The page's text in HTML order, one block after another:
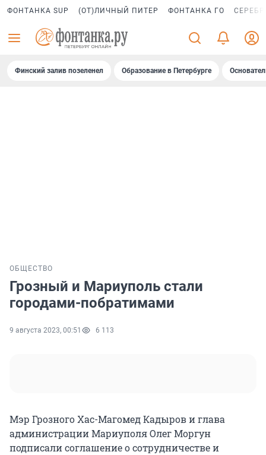
ФОНТАНКА SUP (ОТ)ЛИЧНЫЙ ПИТЕР ФОНТАНКА ГО
Финский залив позеленел Образование в Петербурге
ОБЩЕСТВО
Грозный и Мариуполь стали
городами-побратимами
9 августа 2023, 00:51 6 113
Мэр Грозного Хас-Магомед Кадыров и глава
администрации Мариуполя Олег Моргун
подписали соглашение о сотрудничестве и